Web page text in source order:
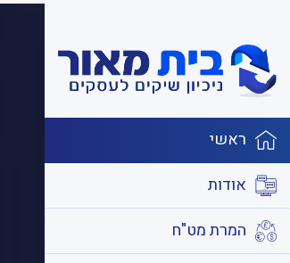
ראשי
אודות
המרת מט"ח